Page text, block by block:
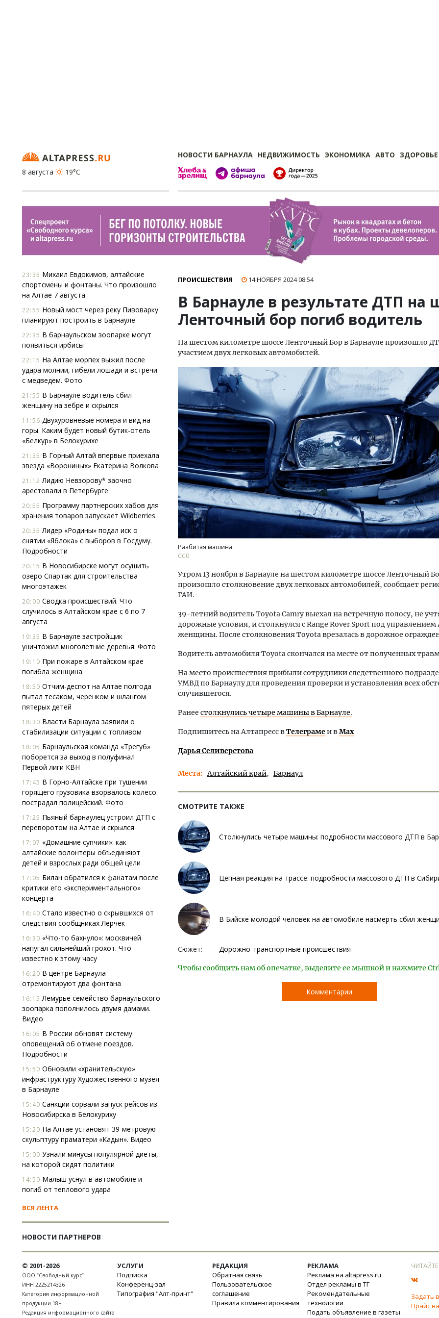
НОВОСТИ БАРНАУЛА НЕДВИЖИМОСТЬ ЭКОНОМИКА АВТО ЗДОРОВЬЕ
8 августа
19°C
23:35 Михаил Евдокимов, алтайские
спортсмены и фонтаны. Что произошло
на Алтае 7 августа
22:55 Новый мост через реку Пивоварку
планируют построить в Барнауле
22:35 В барнаульском зоопарке могут
появиться ирбисы
22:15 На Алтае морпех выжил после
удара молнии, гибели лошади и встречи
с медведем. Фото
21:55 В Барнауле водитель сбил
женщину на зебре и скрылся
11:56 Двухуровневые номера и вид на
горы. Каким будет новый бутик-отель
«Белкур» в Белокурихе
21:35 В Горный Алтай впервые приехала
звезда «Ворониных» Екатерина Волкова
21:12 Лидию Невзорову* заочно
арестовали в Петербурге
20:55 Программу партнерских хабов для
хранения товаров запускает Wildberries
20:35 Лидер «Родины» подал иск о
снятии «Яблока» с выборов в Госдуму.
Подробности
20:15 В Новосибирске могут осушить
озеро Спартак для строительства
многоэтажек
20:00 Сводка происшествий. Что
случилось в Алтайском крае с 6 по 7
августа
19:35 В Барнауле застройщик
уничтожил многолетние деревья. Фото
19:10 При пожаре в Алтайском крае
погибла женщина
18:50 Отчим-деспот на Алтае полгода
пытал тесаком, черенком и шлангом
пятерых детей
18:30 Власти Барнаула заявили о
стабилизации ситуации с топливом
18:05 Барнаульская команда «Трегуб»
поборется за выход в полуфинал
Первой лиги КВН
17:45 В Горно-Алтайске при тушении
горящего грузовика взорвалось колесо:
пострадал полицейский. Фото
17:25 Пьяный барнаулец устроил ДТП с
переворотом на Алтае и скрылся
17:07 «Домашние супчики»: как
алтайские волонтеры объединяют
детей и взрослых ради общей цели
17:05 Билан обратился к фанатам после
критики его «экспериментального»
концерта
16:40 Стало известно о скрывшихся от
следствия сообщниках Лерчек
16:30 «Что-то бахнуло»: москвичей
напугал сильнейший грохот. Что
известно к этому часу
16:20 В центре Барнаула
отремонтируют два фонтана
16:15 Лемурье семейство барнаульского
зоопарка пополнилось двумя дамами.
Видео
16:05 В России обновят систему
оповещений об отмене поездов.
Подробности
15:50 Обновили «хранительскую»
инфраструктуру Художественного музея
в Барнауле
15:40 Санкции сорвали запуск рейсов из
Новосибирска в Белокуриху
15:20 На Алтае установят 39-метровую
скульптуру праматери «Кадын». Видео
15:00 Узнали минусы популярной диеты,
на которой сидят политики
14:50 Малыш уснул в автомобиле и
погиб от теплового удара
ВСЯ ЛЕНТА
НОВОСТИ ПАРТНЕРОВ
ПРОИСШЕСТВИЯ 14 НОЯБРЯ 202408:54
В Барнауле в результате ДТП на
Ленточный бор погиб водитель
На шестом километре шоссе Ленточный Бор в Барнауле произошло
участием двух легковых автомобилей.
Разбитая машина.
CC0
Утром 13 ноября в Барнауле на шестом километре шоссе Ленточный
произошло столкновение двух легковых автомобилей, сообщает
ГАИ.
39-летний водитель Toyota Camry выехал на встречную полосу, не
дорожные условия, и столкнулся с Range Rover Sport под
женщины. После столкновения Toyota врезалась в дорожное
Водитель автомобиля Toyota скончался на месте от полученных
На место происшествия прибыли сотрудники следственного
УМВД по Барнаулу для проведения проверки и установления всех
случившегося.
Ранее столкнулись четыре машины в Барнауле.
Подпишитесь на Алтапресс вТелеграмеи вMax
Дарья Селиверстова
Места Алтайский край Барнаул
СМОТРИТЕ ТАКЖЕ
Столкнулись четыре машины: подробности массового ДТП в
Цепная реакция на трассе: подробности массового ДТП в
В Бийске молодой человек на автомобиле насмерть сбил
Сюжет: Дорожно-транспортные происшествия
Чтобы сообщить нам об опечатке, выделите ее мышкой и нажмите
Комментарии
Ищем новые берега. Гендиректор
«Жилищной инициативы» Юрий
Гатилов — о том, как девелоперу
оставаться на плаву, когда рынок
штормит
СТРОИТЕЛЬСТВО
Смелость архитектурных идей.
Генеральный директор компании
трендах в фасадах и развитии рынка
Архитектурный код
земли. Мощение
© 2001-2026
ООО “Свободный курс”
ИНН 2225214326
Категория информационной
продукции 18+
Редакция информационного сайта
УСЛУГИ
Подписка
Конференц-зал
Типография "Алт-принт"
РЕДАКЦИЯ
Обратная связь
Пользовательское
соглашение
Правила комментирования
РЕКЛАМА
Реклама на altapress.ru
Отдел рекламы в ТГ
Рекомендательные
технологии
Подать объявление в газеты
Задать
Прайс